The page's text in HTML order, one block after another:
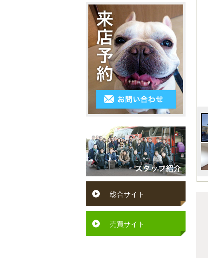
ン
シ
ス
ム
チ
ン
ペ
ッ
ト
可
北
小
倉
南
区
遠
賀
町
水
巻
芦
3DK・
3LDK
4K
以
上
円
５
万
５
円
～
６
万
円
総合サイト
売買サイト